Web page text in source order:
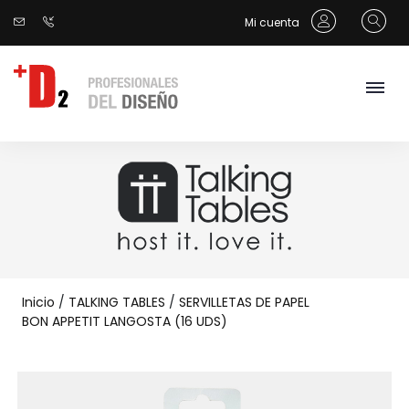
Mi cuenta
Inicio / TALKING TABLES / SERVILLETAS DE PAPEL
BON APPETIT LANGOSTA (16 UDS)